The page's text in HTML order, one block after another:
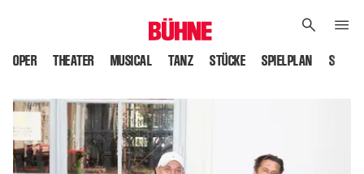
OPER THEATER MUSICAL TANZ STÜCKE SPIELPLAN